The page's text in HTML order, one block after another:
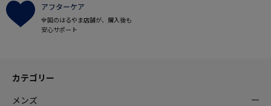
アフターケア
全国のはるやま店舗が、購入後も
安心サポート
カテゴリー
メンズ